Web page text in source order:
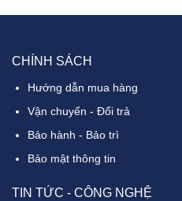
CHÍNH SÁCH
Hướng dẫn mua hàng
Vận chuyển - Đổi trả
Bảo hành - Bảo trì
Bảo mật thông tin
TIN TỨC - CÔNG NGHỆ